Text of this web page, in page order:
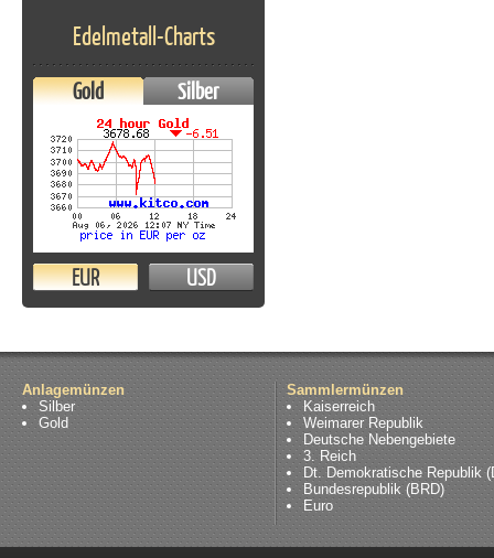
Edelmetall-Charts
Gold Silber
EUR USD
Anlagemünzen
Silber
Gold
Sammlermünzen
Kaiserreich
Weimarer Republik
Deutsche Nebengebiete
3. Reich
Dt. Demokratische Republik
Bundesrepublik (BRD)
Euro